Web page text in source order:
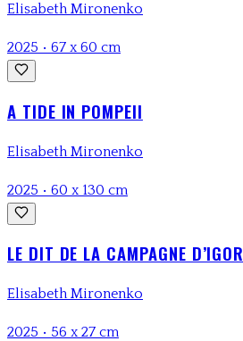
Elisabeth Mironenko
2025 • 67 x 60 cm
A TIDE IN POMPEII
Elisabeth Mironenko
2025 • 60 x 130 cm
LE DIT DE LA CAMPAGNE D’IGOR
Elisabeth Mironenko
2025 • 56 x 27 cm